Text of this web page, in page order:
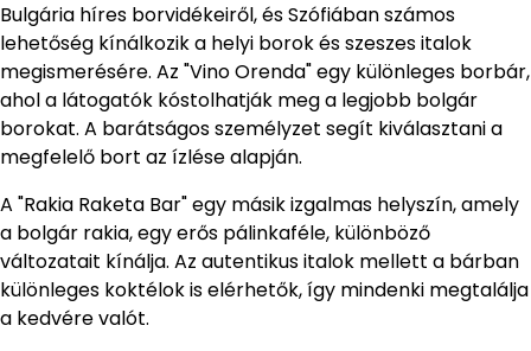
Bulgária híres borvidékeiről, és Szófiában számos
lehetőség kínálkozik a helyi borok és szeszes italok
megismerésére. Az "Vino Orenda" egy különleges borbár,
ahol a látogatók kóstolhatják meg a legjobb bolgár
borokat. A barátságos személyzet segít kiválasztani a
megfelelő bort az ízlése alapján.
A "Rakia Raketa Bar" egy másik izgalmas helyszín, amely
a bolgár rakia, egy erős pálinkaféle, különböző
változatait kínálja. Az autentikus italok mellett a bárban
különleges koktélok is elérhetők, így mindenki megtalálja
a kedvére valót.